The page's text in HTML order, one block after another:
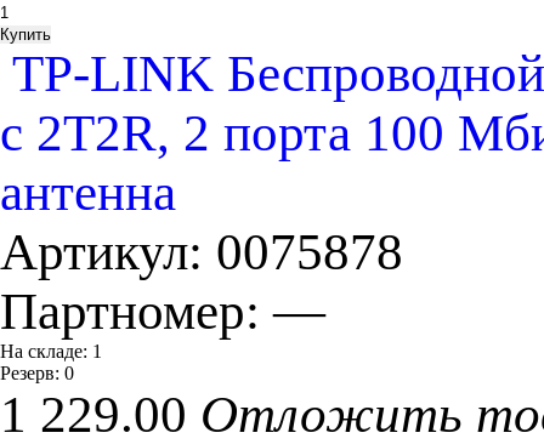
TP-LINK
с 2T2R, 2 порта 100
антенна
Артикул: 0075878
Партномер:—
На складе: 1
Резерв: 0
1 229.00 Отложить